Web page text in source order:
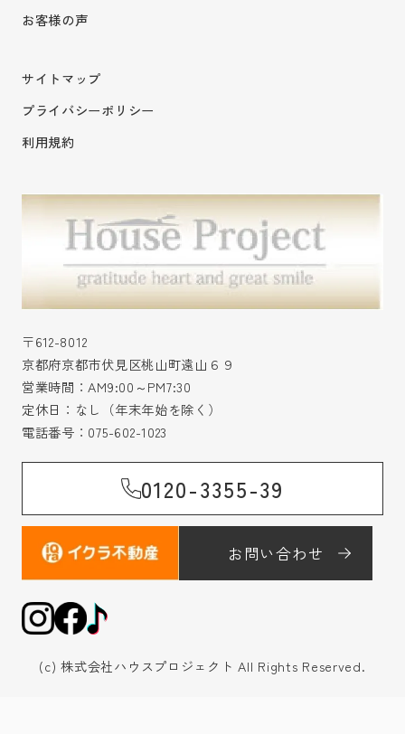
お客様の声
サイトマップ
プライバシーポリシー
利用規約
〒612-8012
京都府京都市伏見区桃山町遠山６９
営業時間：AM9:00～PM7:30
定休日：なし（年末年始を除く）
電話番号： 075-602-1023
0120-3355-39
お問い合わせ
(c) 株式会社ハウスプロジェクト All Rights Reserved.